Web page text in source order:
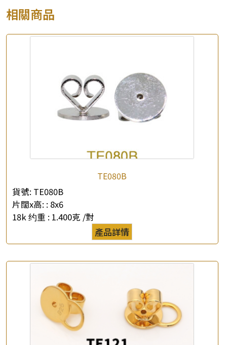
*你的名字
*聯絡電話
查詢以下產品
相關商品
TE080B
貨號: TE080B
片闊x高: : 8x6
18k 约重 : 1.400克 /對
產品詳情